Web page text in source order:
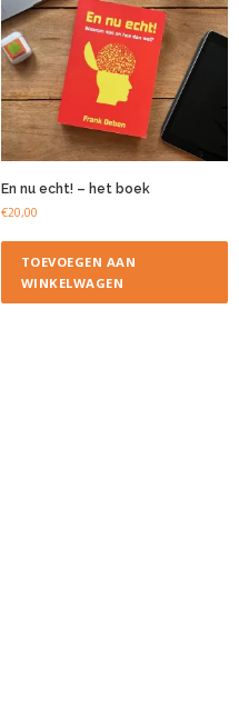
En nu echt! – het boek
€20,00
TOEVOEGEN AAN
WINKELWAGEN